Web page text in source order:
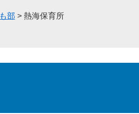
部 > 熱海保育所